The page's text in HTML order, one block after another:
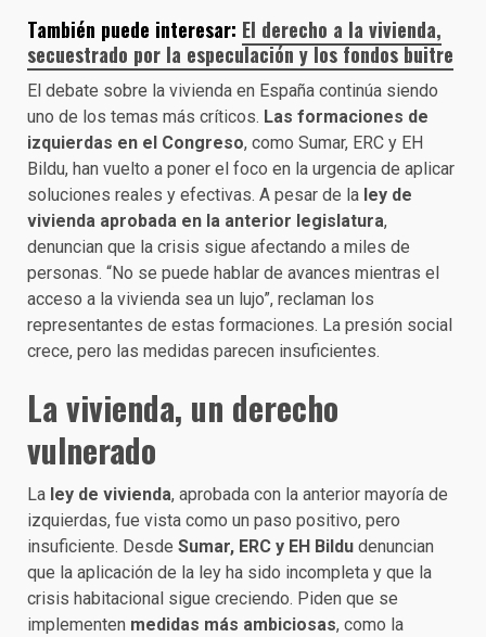
También puede interesar: El derecho a la vivienda,
secuestrado por la especulación y los fondos buitre
El debate sobre la vivienda en España continúa siendo
uno de los temas más críticos. Las formaciones de
izquierdas en el Congreso, como Sumar, ERC y EH
Bildu, han vuelto a poner el foco en la urgencia de aplicar
soluciones reales y efectivas. A pesar de la ley de
vivienda aprobada en la anterior legislatura,
denuncian que la crisis sigue afectando a miles de
personas. “No se puede hablar de avances mientras el
acceso a la vivienda sea un lujo”, reclaman los
representantes de estas formaciones. La presión social
crece, pero las medidas parecen insuficientes.
La vivienda, un derecho
vulnerado
La ley de vivienda, aprobada con la anterior mayoría de
izquierdas, fue vista como un paso positivo, pero
insuficiente. Desde Sumar, ERC y EH Bildu denuncian
que la aplicación de la ley ha sido incompleta y que la
crisis habitacional sigue creciendo. Piden que se
implementen medidas más ambiciosas, como la